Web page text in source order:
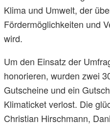
Klima und Umwelt, der
Fördermöglichkeiten und
wird.
Um den Einsatz der
honorieren, wurden zwei
Gutscheine und ein
Klimaticket verlost. Die
Christian Hirschmann,